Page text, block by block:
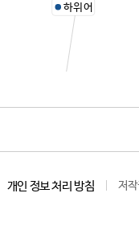
하위어
개인 정보 처리 방침 저